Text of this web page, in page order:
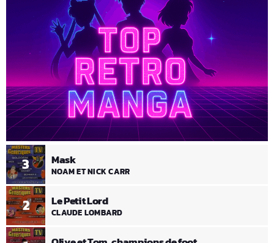
2 Le Petit Lord
CLAUDE LOMBARD
3 Mask
NOAM ET NICK CARR